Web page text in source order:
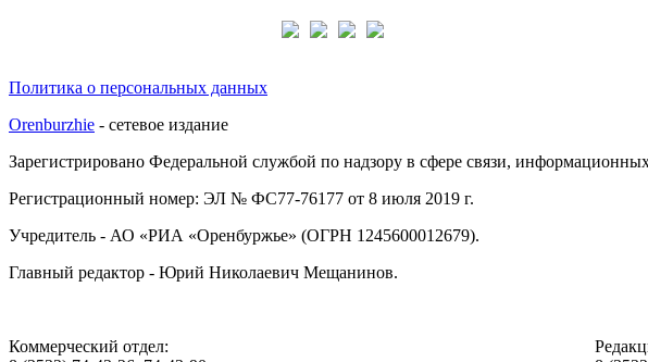
Политика о персональных данных
Orenburzhie - сетевое издание
Зарегистрировано Федеральной службой по надзору в сфере связи,
Регистрационный номер: ЭЛ № ФС77-76177 от 8 июля 2019 г.
Учредитель - АО «РИА «Оренбуржье» (ОГРН 1245600012679).
Главный редактор - Юрий Николаевич Мещанинов.
Коммерческий отдел: